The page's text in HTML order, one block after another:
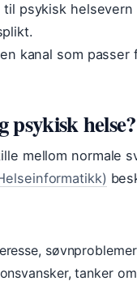
til psykisk
kanal som
psykisk helse?
mellom normale
tanker